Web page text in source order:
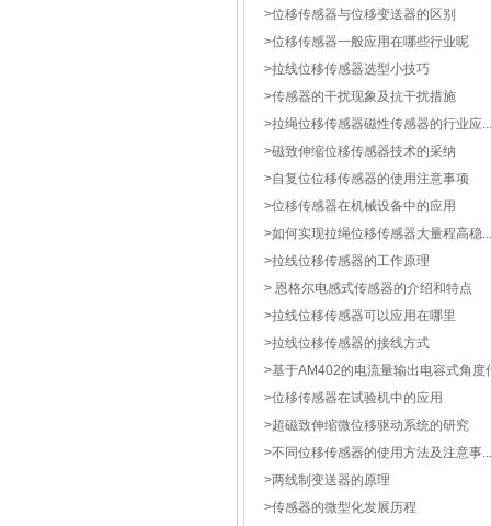
>位移传感器与位移变送器的区别
>位移传感器一般应用在哪些行业呢
>拉线位移传感器选型小技巧
>传感器的干扰现象及抗干扰措施
>拉绳位移传感器磁性传感器的行业应...
>磁致伸缩位移传感器技术的采纳
>自复位位移传感器的使用注意事项
>位移传感器在机械设备中的应用
>如何实现拉绳位移传感器大量程高稳...
>拉线位移传感器的工作原理
> 恩格尔电感式传感器的介绍和特点
>拉线位移传感器可以应用在哪里
>拉线位移传感器的接线方式
>基于AM402的电流量输出电容式角度
>位移传感器在试验机中的应用
>超磁致伸缩微位移驱动系统的研究
>不同位移传感器的使用方法及注意事...
>两线制变送器的原理
>传感器的微型化发展历程